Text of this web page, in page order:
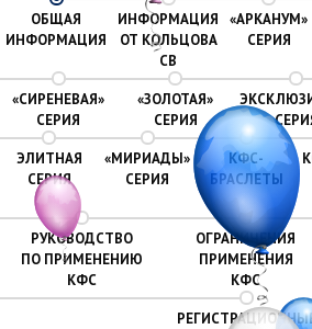
ОБЩАЯ
ИНФОРМАЦИЯ
ИНФОРМАЦИЯ
ОТ КОЛЬЦОВА
CВ
«АРКАНУМ»
СЕРИЯ
«СИРЕНЕВАЯ»
СЕРИЯ
«ЗОЛОТАЯ»
СЕРИЯ
ЭЛИТНАЯ
СЕРИЯ
«МИРИАДЫ»
СЕРИЯ
КФС-
БРАСЛЕТЫ
РУКОВОДСТВО
ПО ПРИМЕНЕНИЮ
КФС
ОГРАНИЧЕНИЯ
ПРИМЕНЕНИЯ
КФС